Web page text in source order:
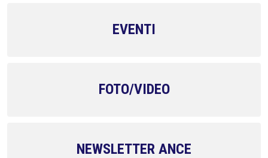
EVENTI
FOTO/VIDEO
NEWSLETTER ANCE